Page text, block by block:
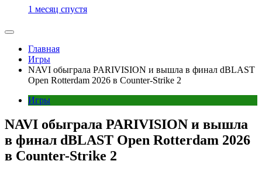
1 месяц спустя
Главная
Игры
NAVI обыграла PARIVISION и вышла в финал dBLAST
Open Rotterdam 2026 в Counter-Strike 2
Игры
NAVI обыграла PARIVISION и вышла
в финал dBLAST Open Rotterdam 2026
в Counter-Strike 2